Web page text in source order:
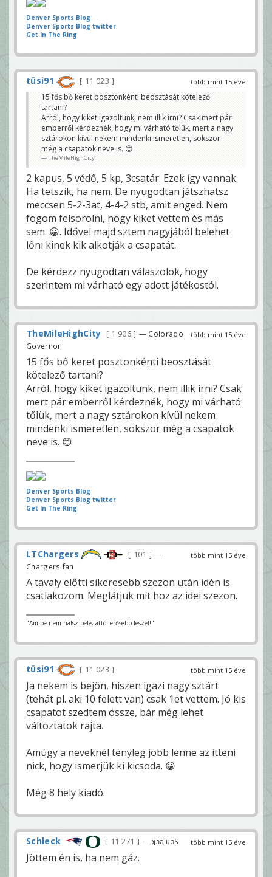
Denver Sports Blog
Denver Sports Blog twitter
Get In The Ring
több mint 15 éve
tüsi91
11 023
15 fős bő keret posztonkénti beosztását kötelező
tartani?
Arról, hogy kiket igazoltunk, nem illik írni? Csak mert pár
emberről kérdeznék, hogy mi várható tőlük, mert a nagy
sztárokon kívül nekem mindenki ismeretlen, sokszor
még a csapatok neve is. 😊
TheMileHighCity
2 kapus, 5 védő, 5 kp, 3csatár. Ezek így vannak.
Ha tetszik, ha nem. De nyugodtan játszhatsz
meccsen 5-2-3at, 4-4-2 stb, amit enged. Nem
fogom felsorolni, hogy kiket vettem és más
sem. 😀. Idővel majd sztem nagyjából belehet
lőni kinek kik alkotják a csapatát.
De kérdezz nyugodtan válaszolok, hogy
szerintem mi várható egy adott játékostól.
több mint 15 éve
TheMileHighCity 1 906
— Colorado
Governor
15 fős bő keret posztonkénti beosztását
kötelező tartani?
Arról, hogy kiket igazoltunk, nem illik írni? Csak
mert pár emberről kérdeznék, hogy mi várható
tőlük, mert a nagy sztárokon kívül nekem
mindenki ismeretlen, sokszor még a csapatok
neve is. 😊
Denver Sports Blog
Denver Sports Blog twitter
Get In The Ring
több mint 15 éve
LTChargers 101
—
Chargers fan
A tavaly előtti sikeresebb szezon után idén is
csatlakozom. Meglátjuk mit hoz az idei szezon.
"Amibe nem halsz bele, attól erősebb leszel!"
több mint 15 éve
tüsi91 11 023
Ja nekem is bejön, hiszen igazi nagy sztárt
(tehát pl. aki 10 felett van) csak 1et vettem. Jó kis
csapatot szedtem össze, bár még lehet
változtatok rajta.
Amúgy a neveknél tényleg jobb lenne az itteni
nick, hogy ismerjük ki kicsoda. 😀
Még 8 hely kiadó.
több mint 15 éve
Schleck 11 271 — ʞɔǝlɥɔS
Jöttem én is, ha nem gáz.